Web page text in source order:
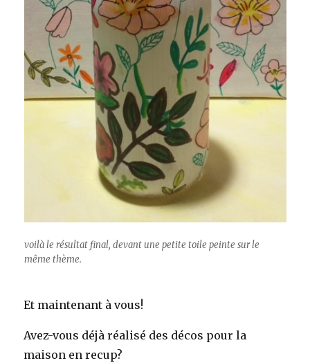
voilà le résultat final, devant une petite toile peinte sur le
même thème.
Et maintenant à vous!
Avez-vous déjà réalisé des décos pour la
maison en recup?